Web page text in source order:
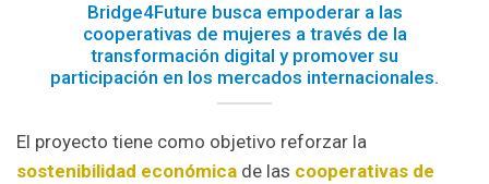
Bridge4Future busca empoderar a las
cooperativas de mujeres a través de la
transformación digital y promover su
participación en los mercados internacionales.
El proyecto tiene como objetivo reforzar la
sostenibilidad económica de las cooperativas de